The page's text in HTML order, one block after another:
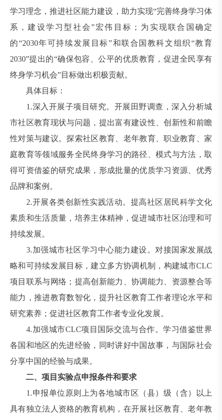
学习理念，推进社区能力建设，助力实现“完善终身学习体
系，建设学习型社会”宏伟目标；为实现联合国确定
的“2030年可持续发展目标”和联合国教科文组织“教育
2030”提出的“确保包容、公平的优质教育，促进全民享有
终身学习机会”目标做出积极贡献。
具体目标：
1.深入开展子项目研究。开展田野调查，深入分析城
市社区教育现状与问题，提出富有建设性、创新性和前瞻
性对策与建议。探索社区教育、老年教育、职业教育、家
庭教育等领域服务全民终身学习的路径、模式与方法，取
得可资借鉴的研究成果，形成批量的优质学习资源、优秀
品牌和案例。
2.开展各类创新性实践活动。提高社区居民科学文化
素质和生活质量，培养主体精神，促进城市社区治理和可
持续发展。
3.加强城市社区学习中心能力建设。对接国家发展战
略和可持续发展目标，建立多方协调机制，构建城市CLC
项目联系与网络；提高创新能力、协调能力、资源整合等
能力，推进教育数智化，提升社区教育工作者理论水平和
研究素养；促进社区教育工作者专业化发展。
4.加强城市CLC项目国际交流与合作。学习借鉴世界
各国和地区的先进经验，同时讲好中国故事，与国际社会
分享中国的经验与成果。
二、项目实验点申报条件和要求
1.申报单位原则上为各地城市区（县）级（含）以上
具有独立法人资格的教育机构，在开展社区教育、老年教